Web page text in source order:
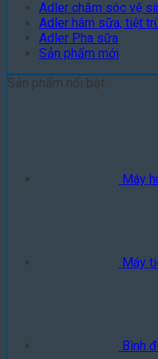
Adler chăm sóc vệ
Adler hâm sữa, tiệt
Adler Pha sữa
Sản phẩm mới
Sản phẩm nổi bật
Máy
Máy
Bình